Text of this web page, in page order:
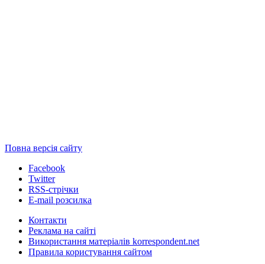
Повна версія сайту
Facebook
Twitter
RSS-стрічки
E-mail розсилка
Контакти
Реклама на сайті
Використання матеріалів korrespondent.net
Правила користування сайтом